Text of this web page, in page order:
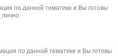
по данной тематике и Вы готовы
лично
по данной тематике и Вы готовы